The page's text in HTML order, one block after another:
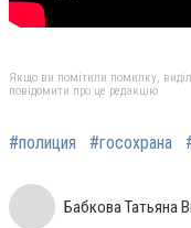
Якщо ви помітили помилку,
повідомити про це редакцію
#полиция #госохрана
Бабкова Татьяна